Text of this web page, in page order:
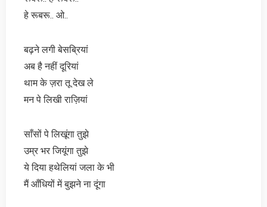
हे रूबरू.. ओ..
बढ़ने लगी बेसब्रियां
अब है नहीं दूरियां
थाम के ज़रा तू देख ले
मन पे लिखी राज़ियां
साँसों पे लिखूंगा तुझे
उम्र भर जियूंगा तुझे
ये दिया हथेलियां जला के भी
मैं आँधियों में बुझने ना दूंगा